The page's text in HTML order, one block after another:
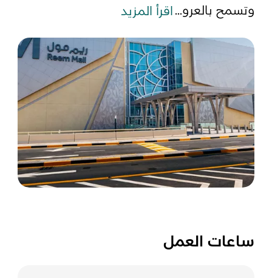
وتسمح بالعرو...اقرأ المزيد
ساعات العمل